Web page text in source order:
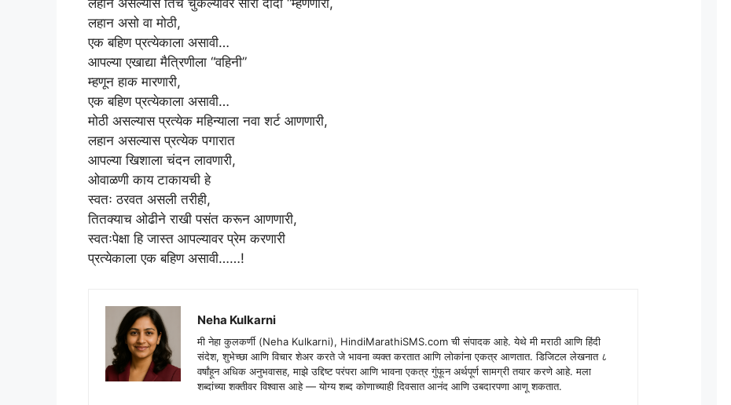
लहान असल्यास तिचं चुकल्यावर सॉरी दादा “म्हणणारी,
लहान असो वा मोठी,
एक बहिण प्रत्येकाला असावी…
आपल्या एखाद्या मैत्रिणीला “वहिनी”
म्हणून हाक मारणारी,
एक बहिण प्रत्येकाला असावी…
मोठी असल्यास प्रत्येक महिन्याला नवा शर्ट आणणारी,
लहान असल्यास प्रत्येक पगारात
आपल्या खिशाला चंदन लावणारी,
ओवाळणी काय टाकायची हे
स्वतः ठरवत असली तरीही,
तितक्याच ओढीने राखी पसंत करून आणणारी,
स्वतःपेक्षा हि जास्त आपल्यावर प्रेम करणारी
प्रत्येकाला एक बहिण असावी……!
Neha Kulkarni
मी नेहा कुलकर्णी (Neha Kulkarni), HindiMarathiSMS.com ची संपादक आहे. येथे मी मराठी आणि हिंदी
संदेश, शुभेच्छा आणि विचार शेअर करते जे भावना व्यक्त करतात आणि लोकांना एकत्र आणतात. डिजिटल लेखनात ८
वर्षांहून अधिक अनुभवासह, माझे उद्दिष्ट परंपरा आणि भावना एकत्र गुंफून अर्थपूर्ण सामग्री तयार करणे आहे. मला
शब्दांच्या शक्तीवर विश्वास आहे — योग्य शब्द कोणाच्याही दिवसात आनंद आणि उबदारपणा आणू शकतात.